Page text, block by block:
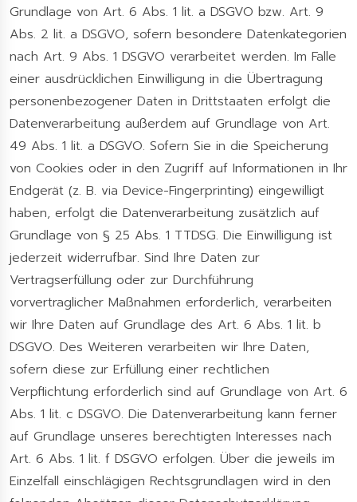
Grundlage von Art. 6 Abs. 1 lit. a DSGVO bzw. Art. 9
Abs. 2 lit. a DSGVO, sofern besondere Datenkategorien
nach Art. 9 Abs. 1 DSGVO verarbeitet werden. Im Falle
einer ausdrücklichen Einwilligung in die Übertragung
personenbezogener Daten in Drittstaaten erfolgt die
Datenverarbeitung außerdem auf Grundlage von Art.
49 Abs. 1 lit. a DSGVO. Sofern Sie in die Speicherung
von Cookies oder in den Zugriff auf Informationen in Ihr
Endgerät (z. B. via Device-Fingerprinting) eingewilligt
haben, erfolgt die Datenverarbeitung zusätzlich auf
Grundlage von § 25 Abs. 1 TTDSG. Die Einwilligung ist
jederzeit widerrufbar. Sind Ihre Daten zur
Vertragserfüllung oder zur Durchführung
vorvertraglicher Maßnahmen erforderlich, verarbeiten
wir Ihre Daten auf Grundlage des Art. 6 Abs. 1 lit. b
DSGVO. Des Weiteren verarbeiten wir Ihre Daten,
sofern diese zur Erfüllung einer rechtlichen
Verpflichtung erforderlich sind auf Grundlage von Art. 6
Abs. 1 lit. c DSGVO. Die Datenverarbeitung kann ferner
auf Grundlage unseres berechtigten Interesses nach
Art. 6 Abs. 1 lit. f DSGVO erfolgen. Über die jeweils im
Einzelfall einschlägigen Rechtsgrundlagen wird in den